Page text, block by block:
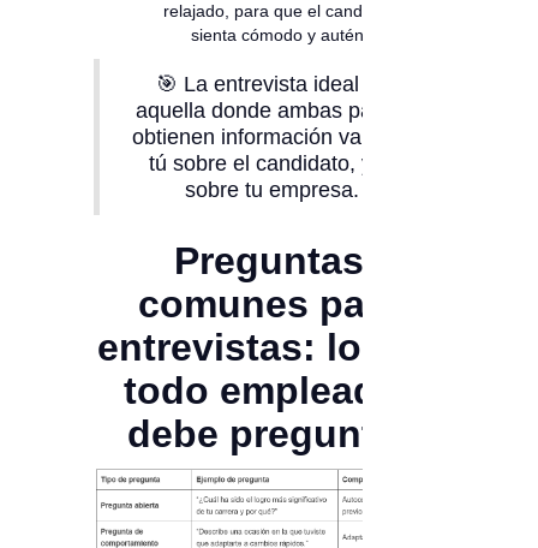
relajado, para que el candidato se
sienta cómodo y auténtico.
🎯 La entrevista ideal es
aquella donde ambas partes
obtienen información valiosa:
tú sobre el candidato, y él
sobre tu empresa.
Preguntas
comunes para
entrevistas: lo que
todo empleador
debe preguntar